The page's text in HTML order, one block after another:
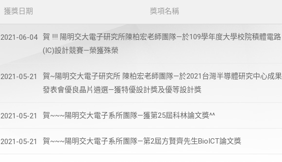
獲獎日期 獎項名稱
2021-06-04
賀 !!! 陽明交大電子研究所陳柏宏老師團隊—於109學年度大學校院積體電路
(IC)設計競賽—榮獲殊榮
2021-05-21
賀~陽明交大電子研究所 陳柏宏老師團隊—於2021台灣半導體研究中心成果
發表會優良晶片遴選—獲特優設計獎及優等設計獎
2021-05-21 賀~~~陽明交大電子系所團隊—獲第25屆科林論文獎^^
2021-05-21
賀~~~陽明交大電子系所團隊—第2屆方賢齊先生BioICT論文獎